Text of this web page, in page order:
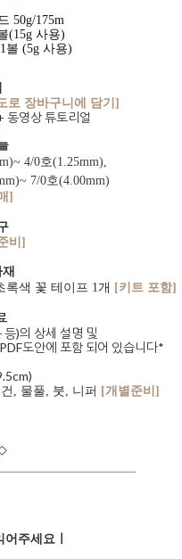
50g/175m
(15g 사용)
볼 (5g 사용)
로 장바구니에 담기]
동영상 튜토리얼
4/0호(1.25mm),
7/0호(4.00mm)
]
비]
록색 꽃 테이프 1개 [키트 포함]
)의 상세 설명 및
도안에 포함 되어 있습니다*
, 물풀, 붓, 니퍼 [개별준비]
어주세요ㅣ